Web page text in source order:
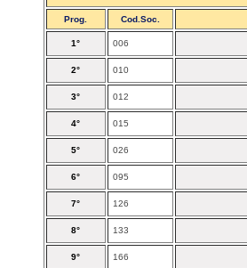
Prog. Cod.Soc.
1° 006
2° 010
3° 012
4° 015
5° 026
6° 095
7° 126
8° 133
9° 166